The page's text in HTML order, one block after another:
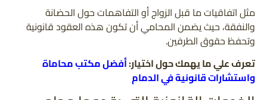
مثل اتفاقيات ما قبل الزواج أو التفاهمات حول الحضانة
والنفقة، حيث يضمن المحامي أن تكون هذه العقود قانونية
وتحفظ حقوق الطرفين.
تعرف علي ما يهمك حول اختيار:أفضل مكتب محاماة
واستشارات قانونية في الدمام